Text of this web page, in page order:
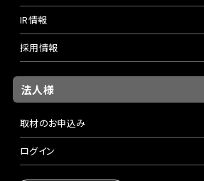
IR情報
採用情報
法人様
取材のお申込み
ログイン